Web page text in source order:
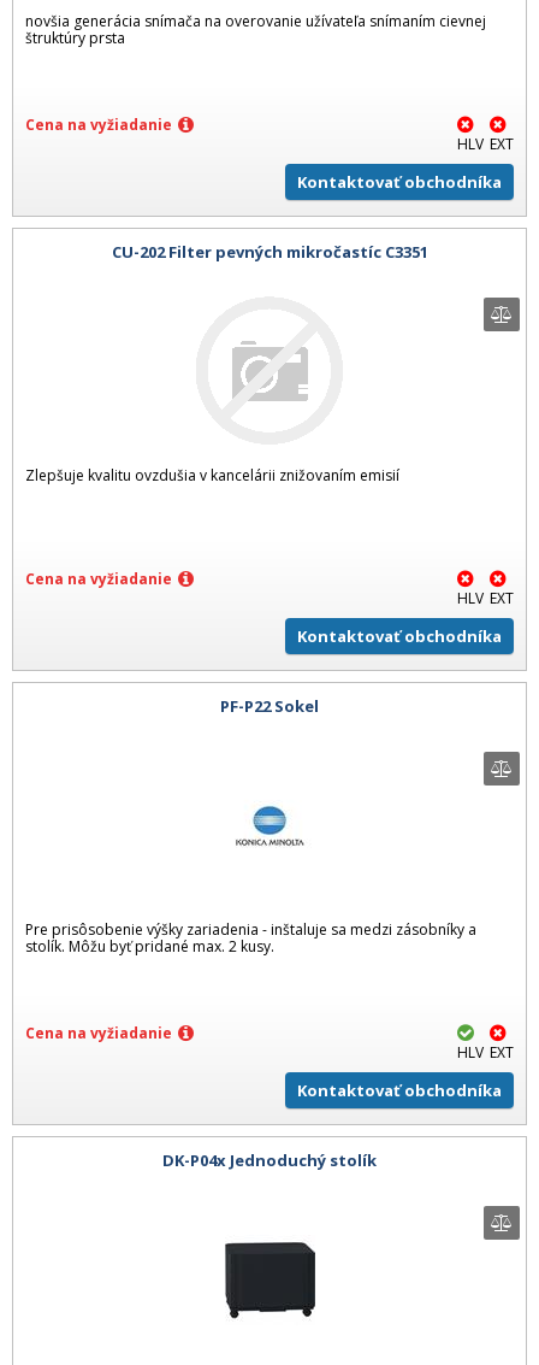
novšia generácia snímača na overovanie užívateľa snímaním cievnej
štruktúry prsta
Cena na vyžiadanie
HLV EXT
Kontaktovať obchodníka
CU-202 Filter pevných mikročastíc C3351
Zlepšuje kvalitu ovzdušia v kancelárii znižovaním emisií
Cena na vyžiadanie
HLV EXT
Kontaktovať obchodníka
PF-P22 Sokel
Pre prisôsobenie výšky zariadenia - inštaluje sa medzi zásobníky a
stolík. Môžu byť pridané max. 2 kusy.
Cena na vyžiadanie
HLV EXT
Kontaktovať obchodníka
DK-P04x Jednoduchý stolík